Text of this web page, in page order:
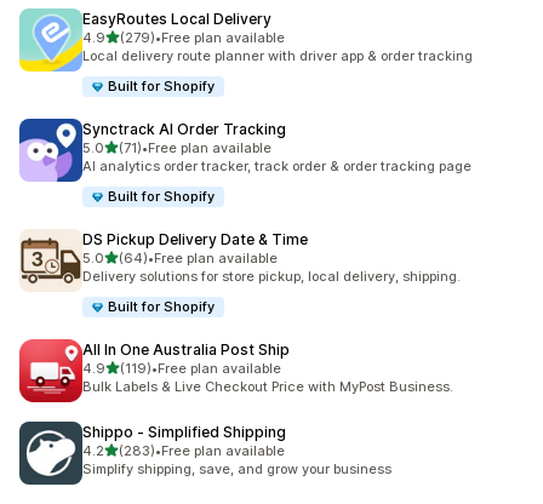
EasyRoutes Local Delivery
4.95つ星中
(279)
合計レビュー数：279件
•Free plan available
Local delivery route planner with driver app & order tracking
Built for Shopify
Synctrack AI Order Tracking
5.05つ星中
(71)
合計レビュー数：71件
•Free plan available
AI analytics order tracker, track order & order tracking page
Built for Shopify
DS Pickup Delivery Date & Time
5.05つ星中
(64)
合計レビュー数：64件
•Free plan available
Delivery solutions for store pickup, local delivery, shipping.
Built for Shopify
All In One Australia Post Ship
4.95つ星中
(119)
合計レビュー数：119件
•Free plan available
Bulk Labels & Live Checkout Price with MyPost Business.
Shippo ‑ Simplified Shipping
4.25つ星中
(283)
合計レビュー数：283件
•Free plan available
Simplify shipping, save, and grow your business